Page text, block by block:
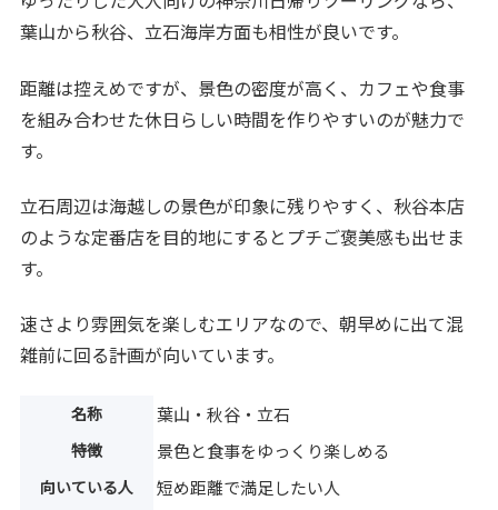
葉山から秋谷、立石海岸方面も相性が良いです。
距離は控えめですが、景色の密度が高く、カフェや食事
を組み合わせた休日らしい時間を作りやすいのが魅力で
す。
立石周辺は海越しの景色が印象に残りやすく、秋谷本店
のような定番店を目的地にするとプチご褒美感も出せま
す。
速さより雰囲気を楽しむエリアなので、朝早めに出て混
雑前に回る計画が向いています。
名称 葉山・秋谷・立石
特徴 景色と食事をゆっくり楽しめる
向いている人 短め距離で満足したい人